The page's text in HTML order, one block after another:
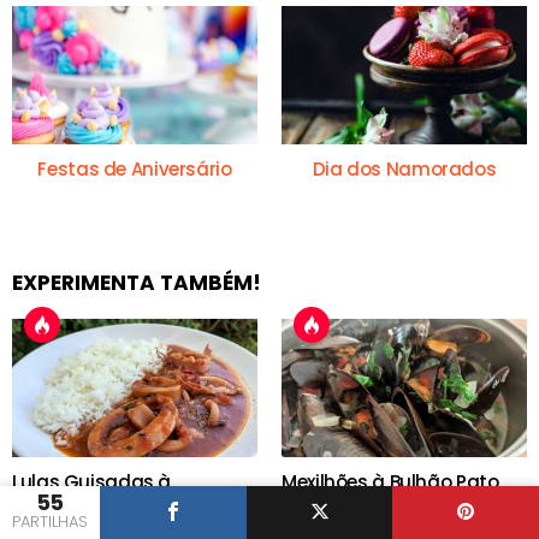
55
PARTILHAS
Festas de Aniversário Dia dos Namorados
EXPERIMENTA TAMBÉM!
Lulas Guisadas à
Portuguesa
Mexilhões à Bulhão Pato